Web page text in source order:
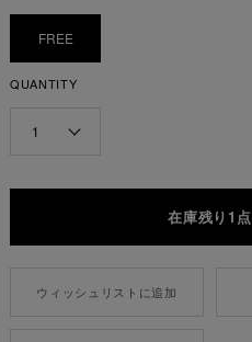
FREE
QUANTITY
1
在庫残り1点
ウィッシュリストに追加